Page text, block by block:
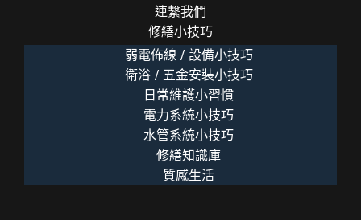
連繫我們
修繕小技巧
弱電佈線 / 設備小技巧
衛浴 / 五金安裝小技巧
日常維護小習慣
電力系統小技巧
水管系統小技巧
修繕知識庫
質感生活